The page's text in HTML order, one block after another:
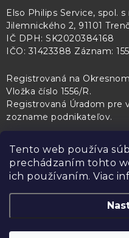
Tento web používa
prechádzaním tohto
ich používaním. Viac
Elso Philips Service, spol. s
Jilemnického 2, 91101
IČ DPH: SK2020384168
IČO: 31423388 Záznam:
Registrovaná na
Vložka číslo 1556/R.
Registrovaná Úradom pre
zozname podnikateľov.
PL Servis Kontroltech
Copyright 2026